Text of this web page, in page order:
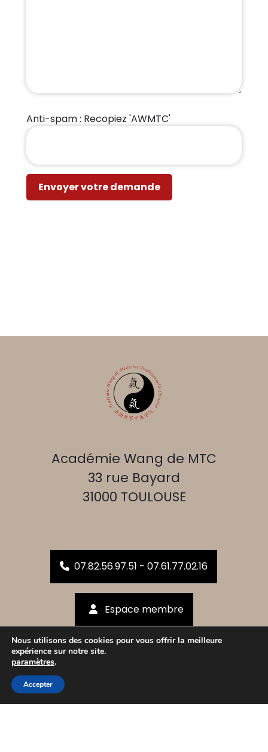
Anti-spam : Recopiez 'AWMTC'
Académie Wang de MTC
33 rue Bayard
31000 TOULOUSE
07.82.56.97.51 - 07.61.77.02.16
Espace membre
Inscrivez-vous !
Nous utilisons des cookies pour vous offrir la meilleure
expérience sur notre site.
paramètres.
Accepter